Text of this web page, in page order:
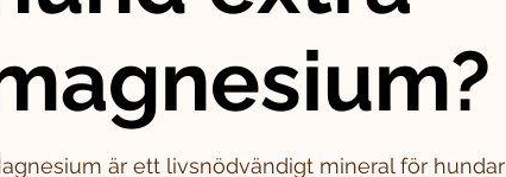
är ett livsnödvändigt mineral för hundar